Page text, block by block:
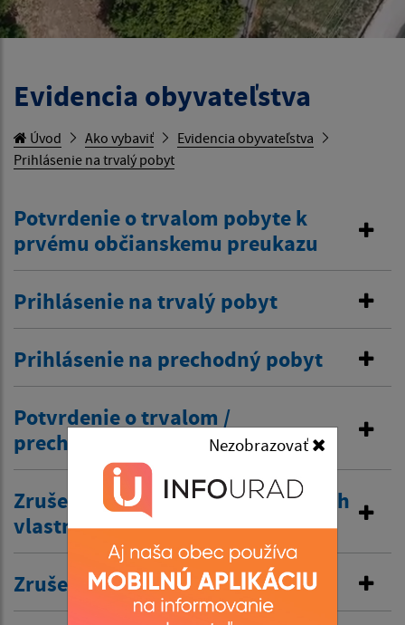
Nezobrazovať
Evidencia obyvateľstva
Úvod Ako vybaviť
Evidencia obyvateľstva
Prihlásenie na trvalý pobyt
Potvrdenie o trvalom pobyte k
prvému občianskemu preukazu
Prihlásenie na trvalý pobyt
Prihlásenie na prechodný pobyt
Potvrdenie o trvalom /
prechodnom pobyte
Zrušenie trvalého pobytu na návrh
vlastníka budovy
Zrušenie prechodného pobytu